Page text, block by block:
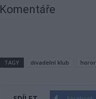
Komentáře
TAGY divadelní klub horor